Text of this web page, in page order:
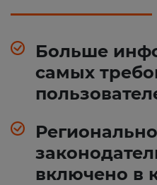
Больше
самых
включено в